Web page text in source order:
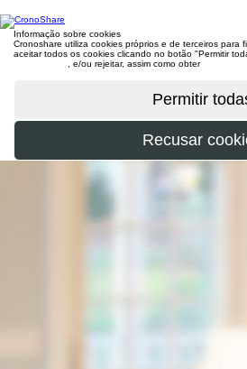
Informação sobre cookies
Cronoshare utiliza cookies próprios e de terceiros para
aceitar todos os cookies clicando no botão "Permitir
, e/ou rejeitar, assim como obter